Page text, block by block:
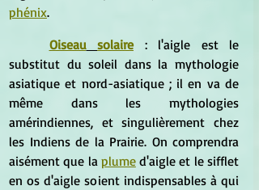
phénix.
Oiseau
solaire : l'aigle est le
substitut du soleil dans la mythologie
asiatique et nord-asiatique ; il en va de
même dans les mythologies
amérindiennes, et singulièrement chez
les Indiens de la Prairie. On comprendra
aisément que la plume d'aigle et le sifflet
en os d'aigle soient indispensables à qui